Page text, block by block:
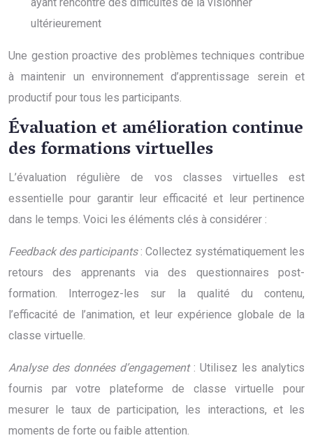
ultérieurement
Une gestion proactive des problèmes techniques contribue
à maintenir un environnement d’apprentissage serein et
productif pour tous les participants.
Évaluation et amélioration continue
des formations virtuelles
L’évaluation régulière de vos classes virtuelles est
essentielle pour garantir leur efficacité et leur pertinence
dans le temps. Voici les éléments clés à considérer :
Feedback des participants: Collectez systématiquement les
retours des apprenants via des questionnaires post-
formation. Interrogez-les sur la qualité du contenu,
l’efficacité de l’animation, et leur expérience globale de la
classe virtuelle.
Analyse des données d’engagement: Utilisez les analytics
fournis par votre plateforme de classe virtuelle pour
mesurer le taux de participation, les interactions, et les
moments de forte ou faible attention.